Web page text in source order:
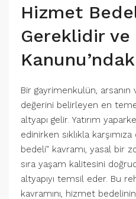
Hizmet
Gereklidir ve
Bir gayrimenkulün,
değerini belirleyen en
altyapı gelir. Yatırım
edinirken sıklıkla
bedeli" kavramı, yasal bir
sıra yaşam kalitesini
altyapıyı temsil eder. Bu
kavramını, hizmet